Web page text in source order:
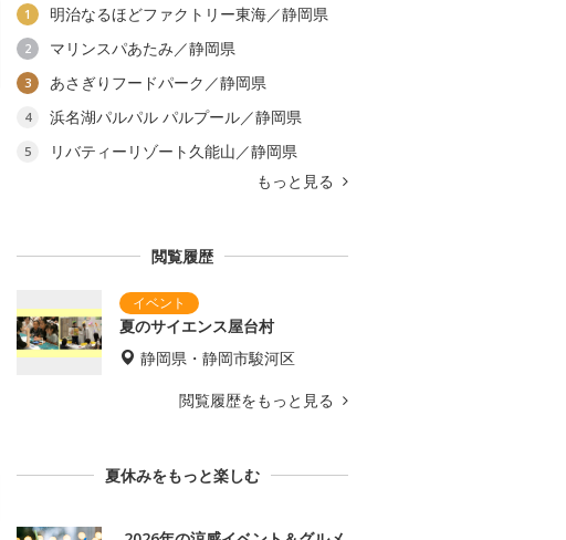
1 明治なるほどファクトリー東海／静岡県
2 マリンスパあたみ／静岡県
3 あさぎりフードパーク／静岡県
4 浜名湖パルパル パルプール／静岡県
5
リバティーリゾート久能山／静岡県
もっと見る
閲覧履歴
夏のサイエンス屋台村
静岡県・静岡市駿河区
閲覧履歴をもっと見る
夏休みをもっと楽しむ